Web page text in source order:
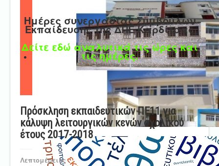
Ημέρες συνεργασίας Συμβούλων
Εκπαίδευσης της ΔΠΕ Καρδίτσας
Δείτε εδώ αναλυτικά τις ώρες και
τις ημέρες.
Πρόσκληση εκπαιδευτικών ΠΕ11 για
κάλυψη λειτουργικών κενών σχολικού
έτους 2017-2018
Λεπτομέρειες